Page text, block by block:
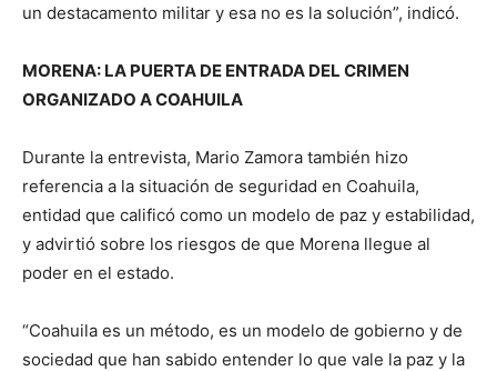
un destacamento militar y esa no es la solución”, indicó.
MORENA: LA PUERTA DE ENTRADA DEL CRIMEN
ORGANIZADO A COAHUILA
Durante la entrevista, Mario Zamora también hizo
referencia a la situación de seguridad en Coahuila,
entidad que calificó como un modelo de paz y estabilidad,
y advirtió sobre los riesgos de que Morena llegue al
poder en el estado.
“Coahuila es un método, es un modelo de gobierno y de
sociedad que han sabido entender lo que vale la paz y la